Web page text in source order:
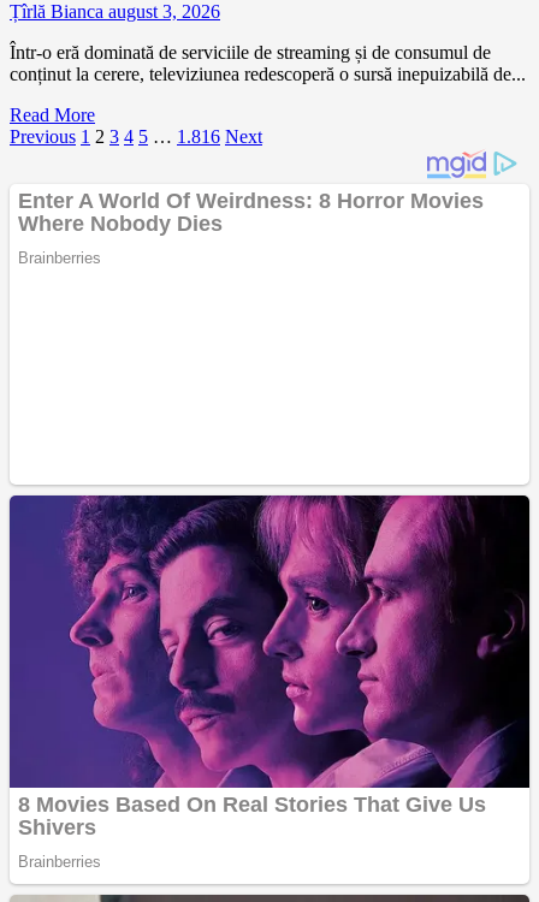
Țîrlă Bianca august 3, 2026
Într-o eră dominată de serviciile de streaming și de consumul de
conținut la cerere, televiziunea redescoperă o sursă inepuizabilă de...
Read More
Paginație
Previous 1 2 3 4 5 … 1.816 Next